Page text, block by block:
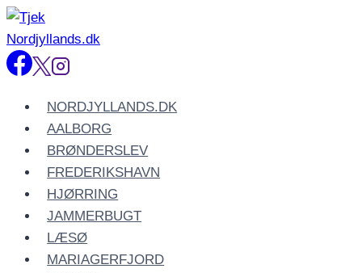
Fortsæt
til
indhold
NORDJYLLANDS.DK
AALBORG
BRØNDERSLEV
FREDERIKSHAVN
HJØRRING
JAMMERBUGT
LÆSØ
MARIAGERFJORD